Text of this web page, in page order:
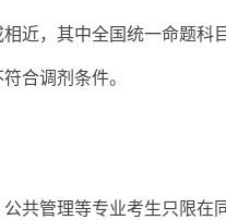
近，其中全国统一命题科
合调剂条件。
共管理等专业考生只限在